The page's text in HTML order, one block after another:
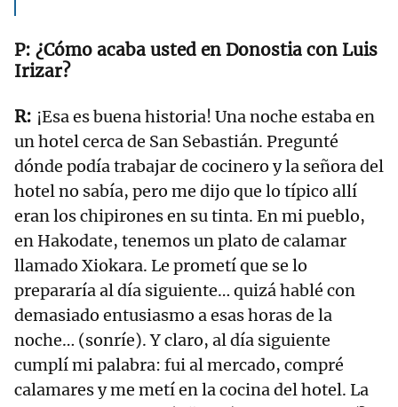
¿Cómo acaba usted en Donostia con Luis
Irizar?
¡Esa es buena historia! Una noche estaba en
un hotel cerca de San Sebastián. Pregunté
dónde podía trabajar de cocinero y la señora del
hotel no sabía, pero me dijo que lo típico allí
eran los chipirones en su tinta. En mi pueblo,
en Hakodate, tenemos un plato de calamar
llamado Xiokara. Le prometí que se lo
prepararía al día siguiente… quizá hablé con
demasiado entusiasmo a esas horas de la
noche… (sonríe). Y claro, al día siguiente
cumplí mi palabra: fui al mercado, compré
calamares y me metí en la cocina del hotel. La